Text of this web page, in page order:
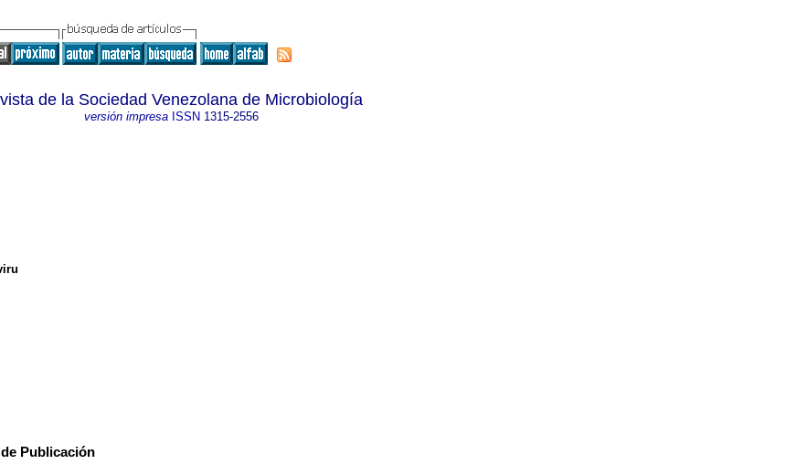
de la Sociedad Venezolana de Microbiología
versión impresaISSN 1315-2556
Publicación